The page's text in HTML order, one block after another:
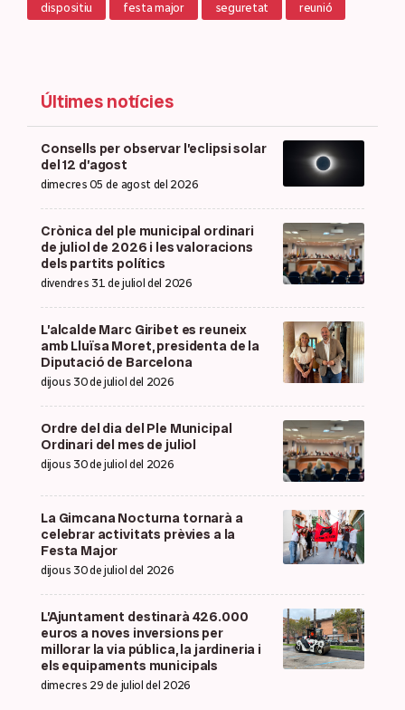
dispositiu festa major seguretat reunió
Últimes notícies
Consells per observar l’eclipsi solar
del 12 d’agost
dimecres 05 de agost del 2026
Crònica del ple municipal ordinari
de juliol de 2026 i les valoracions
dels partits polítics
divendres 31 de juliol del 2026
L’alcalde Marc Giribet es reuneix
amb Lluïsa Moret, presidenta de la
Diputació de Barcelona
dijous 30 de juliol del 2026
Ordre del dia del Ple Municipal
Ordinari del mes de juliol
dijous 30 de juliol del 2026
La Gimcana Nocturna tornarà a
celebrar activitats prèvies a la
Festa Major
dijous 30 de juliol del 2026
L’Ajuntament destinarà 426.000
euros a noves inversions per
millorar la via pública, la jardineria i
els equipaments municipals
dimecres 29 de juliol del 2026